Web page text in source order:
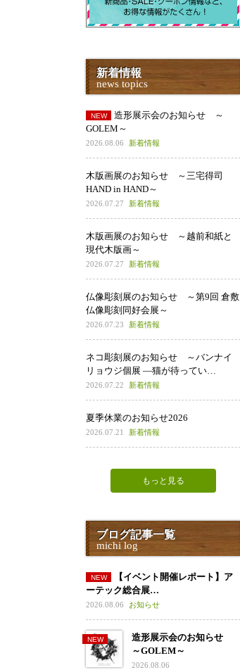
新着情報
news topics
造形展示会のお知らせ ～
GOLEM～
2026.08.06 新着情報
木版画展のお知らせ ～三宅得司
HAND in HAND～
2026.07.27 新着情報
木版画展のお知らせ ～越前和紙と
現代木版画～
2026.07.27 新着情報
仏像彫刻展のお知らせ ～第9回 倉敷
仏像彫刻同好会展～
2026.07.23 新着情報
ネコ彫刻展のお知らせ ～バンナイ
リョウジ個展 ―猫が待ってい…
2026.07.22 新着情報
夏季休業のお知らせ2026
2026.07.21 新着情報
もっと見る
ブログ記事一覧
michi log
【イベント開催レポート】ア
ーテック総合展…
2026.08.06 お知らせ
造形展示会のお知らせ
～GOLEM～
2026.08.06